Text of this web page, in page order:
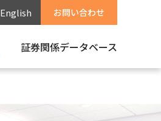
English お問い合わせ
証券関係データベース